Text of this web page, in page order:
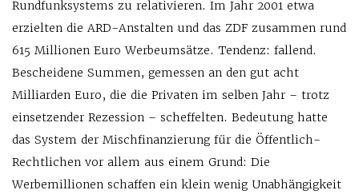
Rundfunksystems zu relativieren. Im Jahr 2001 etwa
erzielten die ARD-Anstalten und das ZDF zusammen rund
615 Millionen Euro Werbeumsätze. Tendenz: fallend.
Bescheidene Summen, gemessen an den gut acht
Milliarden Euro, die die Privaten im selben Jahr – trotz
einsetzender Rezession – scheffelten. Bedeutung hatte
das System der Mischfinanzierung für die Öffentlich-
Rechtlichen vor allem aus einem Grund: Die
Werbemillionen schaffen ein klein wenig Unabhängigkeit